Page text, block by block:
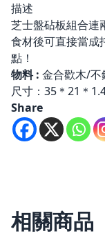
描述
芝士盤砧板組合連
食材後可直接當成
點！
物料 : 金合歡木/不
尺寸：35＊21＊
Share
相關商品